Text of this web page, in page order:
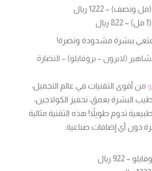
ونصف) – 1222 ريال
ببشرة مشدودة ونضرة!
(لابرون – بروفايلو) – النضارة
من أقوى التقنيات في عالم التجميل،
البشرة بعمق، تحفيز الكولاجين،
تدوم طويلاً! هذه التقنية مثالية
دون أي إضافات صناعية.
– 922 ريال